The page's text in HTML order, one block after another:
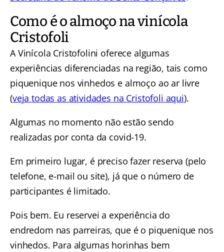
Como é o almoço na vinícola
Cristofoli
A Vinícola Cristofolini oferece algumas
experiências diferenciadas na região, tais como
piquenique nos vinhedos e almoço ao ar livre
(veja todas as atividades na Cristofoli aqui).
Algumas no momento não estão sendo
realizadas por conta da covid-19.
Em primeiro lugar, é preciso fazer reserva (pelo
telefone, e-mail ou site), já que o número de
participantes é limitado.
Pois bem. Eu reservei a experiência do
endredom nas parreiras, que é o piquenique nos
vinhedos. Para algumas horinhas bem